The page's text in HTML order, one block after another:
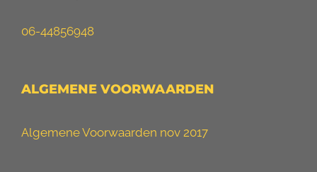
06-44856948
ALGEMENE VOORWAARDEN
Algemene Voorwaarden nov 2017